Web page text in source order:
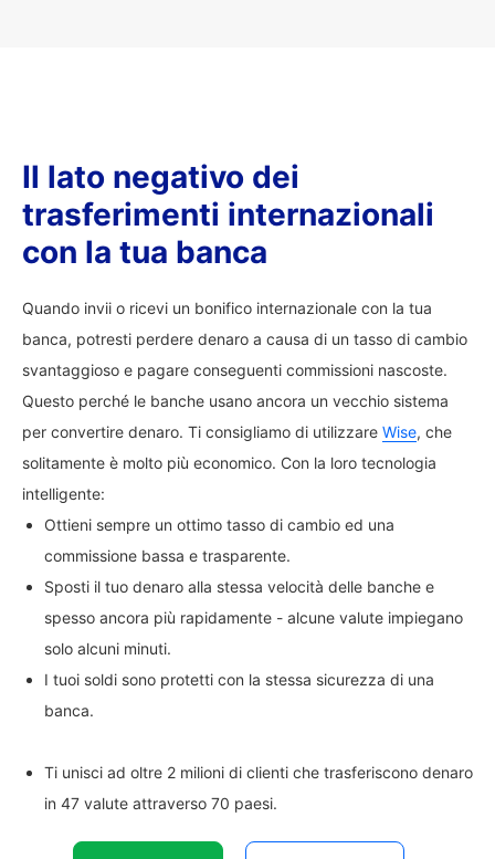
Il lato negativo dei
trasferimenti internazionali
con la tua banca
Quando invii o ricevi un bonifico internazionale con la tua
banca, potresti perdere denaro a causa di un tasso di cambio
svantaggioso e pagare conseguenti commissioni nascoste.
Questo perché le banche usano ancora un vecchio sistema
per convertire denaro. Ti consigliamo di utilizzare Wise, che
solitamente è molto più economico. Con la loro tecnologia
intelligente:
Ottieni sempre un ottimo tasso di cambio ed una
commissione bassa e trasparente.
Sposti il tuo denaro alla stessa velocità delle banche e
spesso ancora più rapidamente - alcune valute impiegano
solo alcuni minuti.
I tuoi soldi sono protetti con la stessa sicurezza di una
banca.
Ti unisci ad oltre 2 milioni di clienti che trasferiscono denaro
in 47 valute attraverso 70 paesi.